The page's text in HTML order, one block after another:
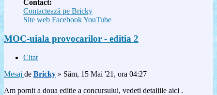
Contact:
Contactează pe Bricky
Site web FacebookYouTube
MOC-uiala provocarilor - editia 2
Citat
Mesaj de Bricky » Sâm, 15 Mai '21, ora 04:27
Am pornit a doua editie a concursului, vedeti detaliile aici .